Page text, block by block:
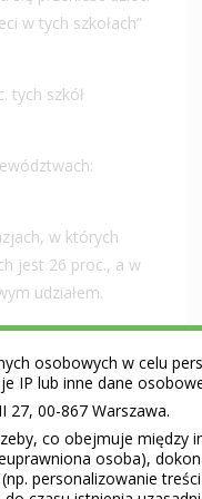
w tych szkołach”
tych szkół
w których
jest 26 proc., a w
udziałem.
jest w
oraz znacznie
obawiają się
szkół,
efektem będzie
osobowych w celu
IP lub inne dane
27, 00-867 Warszawa.
co obejmuje między
osoba),
personalizowanie